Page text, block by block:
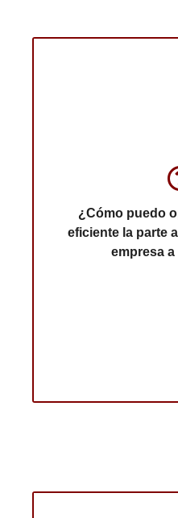
¿Cómo puedo
eficiente la parte
empresa
administrativos y
nuestro. Siempre
eficiencia y economía,
del